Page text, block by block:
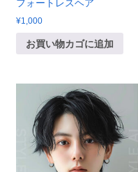
フォートレスヘア
¥1,000
お買い物カゴに追加